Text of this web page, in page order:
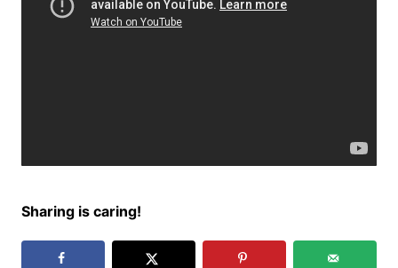
Sharing is caring!